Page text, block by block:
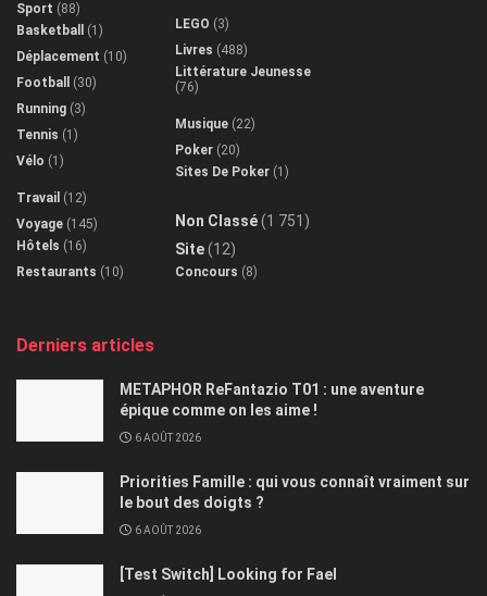
Sport (88)
Basketball
(1)
Déplacement (10)
Football
(30)
Running (3)
Tennis (1)
Vélo (1)
Travail (12)
Voyage (145)
Hôtels (16)
Restaurants (10)
LEGO (3)
Livres (488)
Littérature Jeunesse
(76)
Musique (22)
Poker (20)
Sites De Poker (1)
Non Classé(1 751)
Site(12)
Concours (8)
Derniers articles
METAPHOR ReFantazio T01 : une aventure
épique comme on les aime !
6 AOÛT 2026
Priorities Famille : qui vous connaît vraiment sur
le bout des doigts ?
6 AOÛT 2026
[Test Switch] Looking for Fael